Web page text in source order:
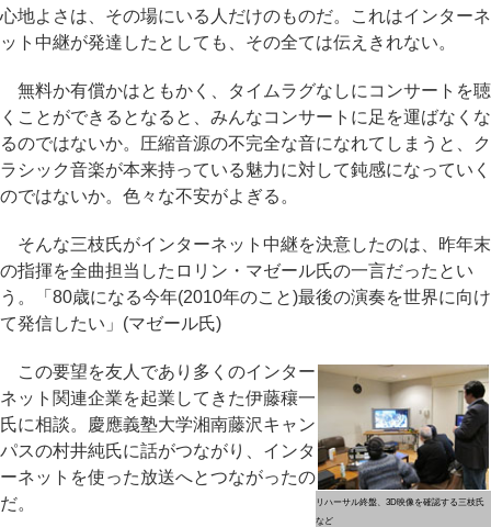
心地よさは、その場にいる人だけのものだ。これはインターネ
ット中継が発達したとしても、その全ては伝えきれない。
無料か有償かはともかく、タイムラグなしにコンサートを聴
くことができるとなると、みんなコンサートに足を運ばなくな
るのではないか。圧縮音源の不完全な音になれてしまうと、ク
ラシック音楽が本来持っている魅力に対して鈍感になっていく
のではないか。色々な不安がよぎる。
そんな三枝氏がインターネット中継を決意したのは、昨年末
の指揮を全曲担当したロリン・マゼール氏の一言だったとい
う。「80歳になる今年(2010年のこと)最後の演奏を世界に向け
て発信したい」(マゼール氏)
リハーサル終盤、3D映像を確認する三枝氏
など
この要望を友人であり多くのインター
ネット関連企業を起業してきた伊藤穰一
氏に相談。慶應義塾大学湘南藤沢キャン
パスの村井純氏に話がつながり、インタ
ーネットを使った放送へとつながったの
だ。